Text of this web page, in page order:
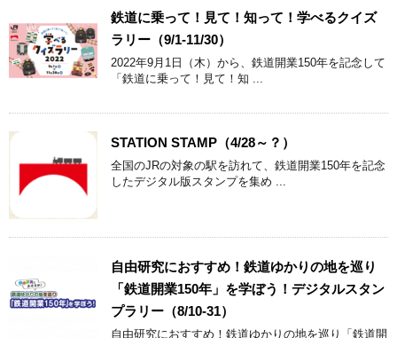
鉄道に乗って！見て！知って！学べるクイズ
ラリー（9/1-11/30）
2022年9月1日（木）から、鉄道開業150年を記念して
「鉄道に乗って！見て！知 ...
STATION STAMP（4/28～？）
全国のJRの対象の駅を訪れて、鉄道開業150年を記念
したデジタル版スタンプを集め ...
自由研究におすすめ！鉄道ゆかりの地を巡り
「鉄道開業150年」を学ぼう！デジタルスタン
プラリー（8/10-31）
自由研究におすすめ！鉄道ゆかりの地を巡り「鉄道開